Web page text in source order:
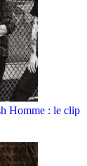
Homme : le clip